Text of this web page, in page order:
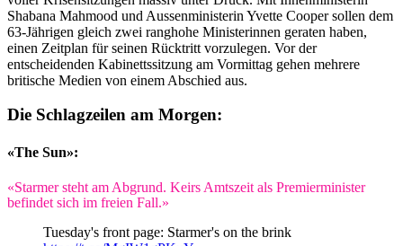
Shabana Mahmood und Aussenministerin Yvette Cooper sollen dem
63-Jährigen gleich zwei ranghohe Ministerinnen geraten haben,
einen Zeitplan für seinen Rücktritt vorzulegen. Vor der
entscheidenden Kabinettssitzung am Vormittag gehen mehrere
britische Medien von einem Abschied aus.
Die Schlagzeilen am Morgen:
«The Sun»:
«Starmer steht am Abgrund. Keirs Amtszeit als Premierminister
befindet sich im freien Fall.»
Tuesday's front page: Starmer's on the brink